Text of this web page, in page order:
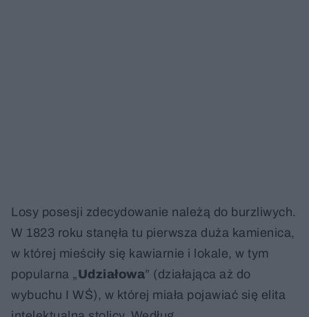
Losy posesji zdecydowanie należą do burzliwych.
W 1823 roku stanęła tu pierwsza duża kamienica,
w której mieściły się kawiarnie i lokale, w tym
popularna „Udziałowa” (działająca aż do
wybuchu I WŚ), w której miała pojawiać się elita